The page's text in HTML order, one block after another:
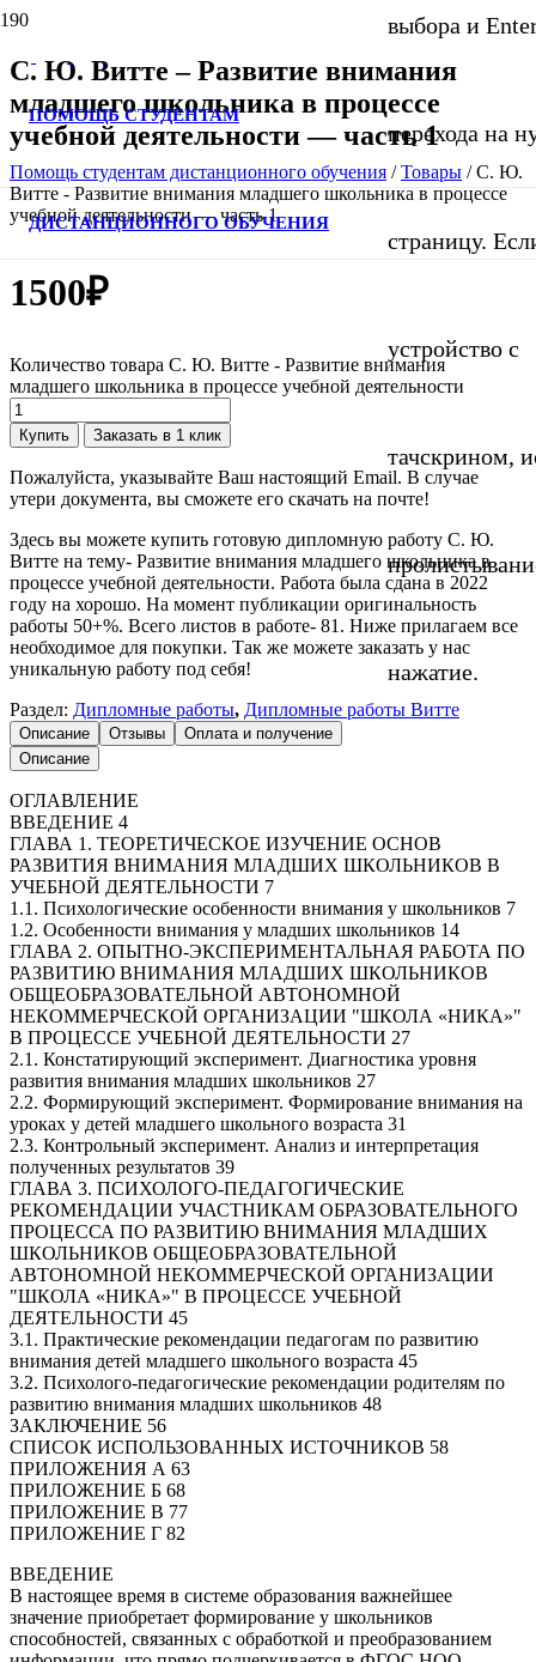
ПОМОЩЬ СТУДЕНТАМ
ДИСТАНЦИОННОГО ОБУЧЕНИЯ
выбора и
перехода на
страницу.
устройство с
тачскрином,
нажатие.
С. Ю. Витте – Развитие внимания
младшего школьника в процессе
учебной деятельности — часть 1
Помощь студентам дистанционного обучения /Товары /С. Ю.
Витте - Развитие внимания младшего школьника в процессе
учебной деятельности — часть 1
1500₽
Количество товара С. Ю. Витте - Развитие внимания
младшего школьника в процессе учебной деятельности
Купить Заказать в 1 клик
Пожалуйста, указывайте Ваш настоящий Email. В случае
утери документа, вы сможете его скачать на почте!
Здесь вы можете купить готовую дипломную работу С. Ю.
Витте на тему- Развитие внимания младшего школьника в
процессе учебной деятельности. Работа была сдана в 2022
году на хорошо. На момент публикации оригинальность
работы 50+%. Всего листов в работе- 81. Ниже прилагаем все
необходимое для покупки. Так же можете заказать у нас
уникальную работу под себя!
Раздел: Дипломные работы, Дипломные работы Витте
Описание Отзывы
Оплата и получение
Описание
ОГЛАВЛЕНИЕ
ВВЕДЕНИЕ 4
ГЛАВА 1. ТЕОРЕТИЧЕСКОЕ ИЗУЧЕНИЕ ОСНОВ
РАЗВИТИЯ ВНИМАНИЯ МЛАДШИХ ШКОЛЬНИКОВ В
УЧЕБНОЙ ДЕЯТЕЛЬНОСТИ 7
1.1. Психологические особенности внимания у школьников 7
1.2. Особенности внимания у младших школьников 14
ГЛАВА 2. ОПЫТНО-ЭКСПЕРИМЕНТАЛЬНАЯ РАБОТА ПО
РАЗВИТИЮ ВНИМАНИЯ МЛАДШИХ ШКОЛЬНИКОВ
ОБЩЕОБРАЗОВАТЕЛЬНОЙ АВТОНОМНОЙ
НЕКОММЕРЧЕСКОЙ ОРГАНИЗАЦИИ "ШКОЛА «НИКА»"
В ПРОЦЕССЕ УЧЕБНОЙ ДЕЯТЕЛЬНОСТИ 27
2.1. Констатирующий эксперимент. Диагностика уровня
развития внимания младших школьников 27
2.2. Формирующий эксперимент. Формирование внимания на
уроках у детей младшего школьного возраста 31
2.3. Контрольный эксперимент. Анализ и интерпретация
полученных результатов 39
ГЛАВА 3. ПСИХОЛОГО-ПЕДАГОГИЧЕСКИЕ
РЕКОМЕНДАЦИИ УЧАСТНИКАМ ОБРАЗОВАТЕЛЬНОГО
ПРОЦЕССА ПО РАЗВИТИЮ ВНИМАНИЯ МЛАДШИХ
ШКОЛЬНИКОВ ОБЩЕОБРАЗОВАТЕЛЬНОЙ
АВТОНОМНОЙ НЕКОММЕРЧЕСКОЙ ОРГАНИЗАЦИИ
"ШКОЛА «НИКА»" В ПРОЦЕССЕ УЧЕБНОЙ
ДЕЯТЕЛЬНОСТИ 45
3.1. Практические рекомендации педагогам по развитию
внимания детей младшего школьного возраста 45
3.2. Психолого-педагогические рекомендации родителям по
развитию внимания младших школьников 48
ЗАКЛЮЧЕНИЕ 56
СПИСОК ИСПОЛЬЗОВАННЫХ ИСТОЧНИКОВ 58
ПРИЛОЖЕНИЯ А 63
ПРИЛОЖЕНИЕ Б 68
ПРИЛОЖЕНИЕ В 77
ПРИЛОЖЕНИЕ Г 82
ВВЕДЕНИЕ
В настоящее время в системе образования важнейшее
значение приобретает формирование у школьников
способностей, связанных с обработкой и преобразованием